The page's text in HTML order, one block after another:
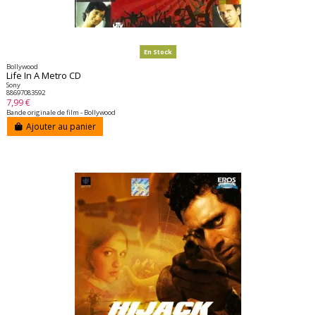
En Stock
Bollywood
Life In A Metro CD
Sony
88697083592
7,99 €
Bande originale de film - Bollywood
Ajouter au panier